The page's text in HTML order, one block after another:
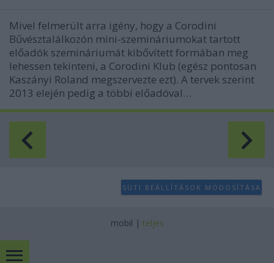
Mivel felmerült arra igény, hogy a Corodini
Bűvésztalálkozón mini-szemináriumokat tartott
előadók szemináriumát kibővített formában meg
lehessen tekinteni, a Corodini Klub (egész pontosan
Kaszányi Roland megszervezte ezt). A tervek szerint
2013 elején pedig a többi előadóval…
SÜTI BEÁLLÍTÁSOK MÓDOSÍTÁSA
mobil | teljes